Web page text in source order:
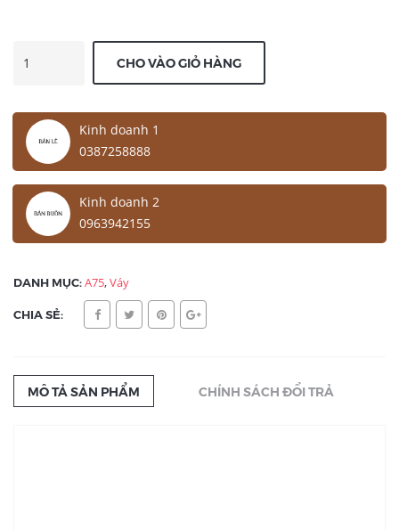
CHO VÀO GIỎ HÀNG
Kinh doanh 1
0387258888
Kinh doanh 2
0963942155
DANH MỤC:A75,Váy
CHIA SẺ:
MÔ TẢ SẢN PHẨM CHÍNH SÁCH ĐỔI TRẢ